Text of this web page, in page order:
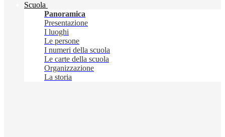
Scuola
Panoramica
Presentazione
I luoghi
Le persone
I numeri della scuola
Le carte della scuola
Organizzazione
La storia